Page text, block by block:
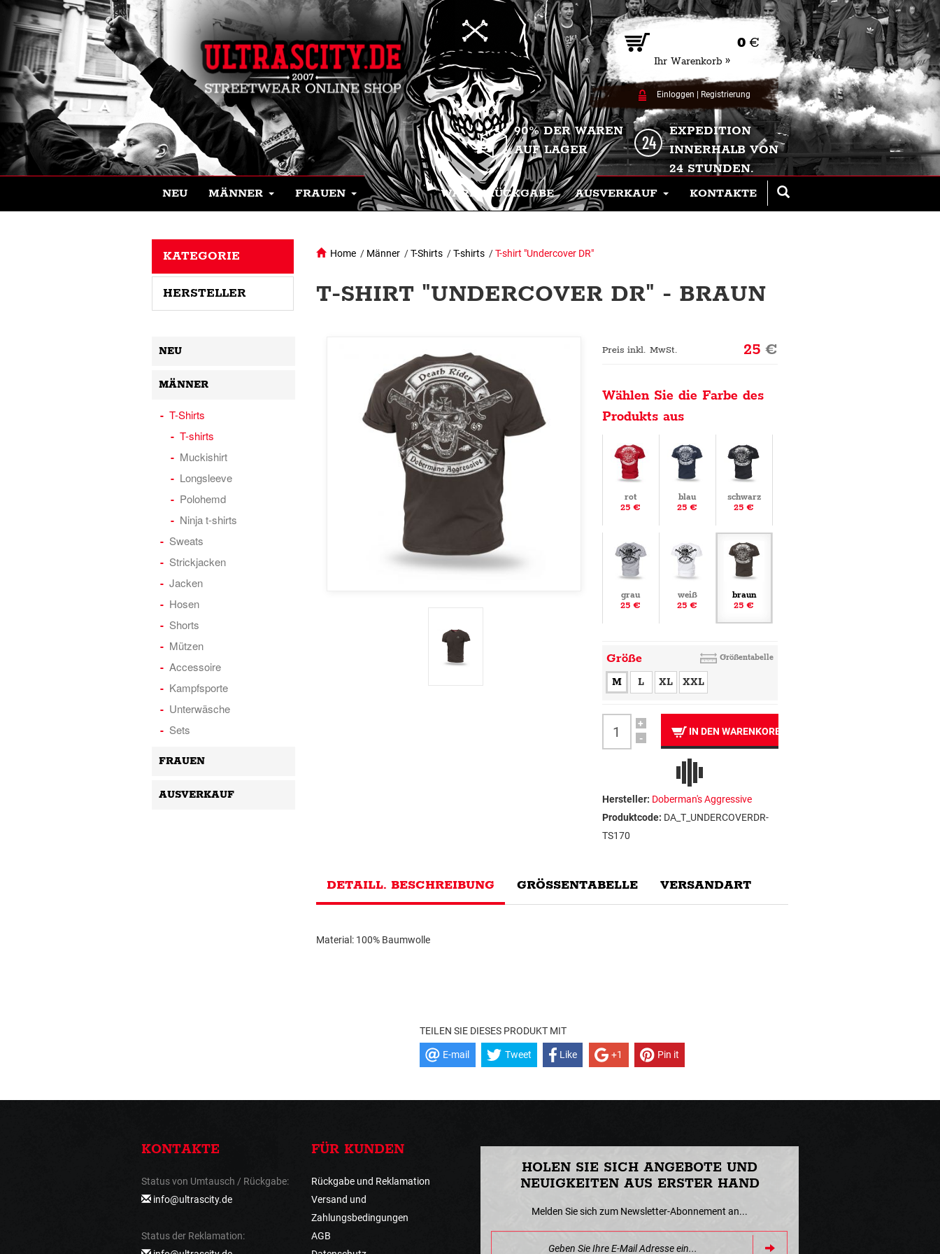
0 €
Ihr Warenkorb »
Einloggen Registrierung
90% DER WAREN
AUF LAGER
EXPEDITION
INNERHALB VON
24 STUNDEN.
NEU MÄNNER FRAUEN WARENRÜCKGABE AUSVERKAUF KONTAKTE
Home / Männer /T-Shirts /T-shirts /T-shirt "Undercover DR"
T-SHIRT "UNDERCOVER DR" - BRAUN
Preis inkl. MwSt. 25€
Wählen Sie die Farbe des
Produkts aus
rot
25 €
blau
25 €
schwarz
25 €
grau
25 €
weiß
25 €
braun
25 €
Größe Größentabelle
M L XL XXL
+
-
IN DEN WARENKORB
Hersteller: Doberman's Aggressive
Produktcode: DA_T_UNDERCOVERDR-
TS170
DETAILL. BESCHREIBUNG GRÖSSENTABELLE VERSANDART
Material: 100% Baumwolle
TEILEN SIE DIESES PRODUKT MIT
E-mail Tweet Like +1 Pin it
KATEGORIE
HERSTELLER
NEU
MÄNNER
T-Shirts
T-shirts
Muckishirt
Longsleeve
Polohemd
Ninja t-shirts
Sweats
Strickjacken
Jacken
Hosen
Shorts
Mützen
Accessoire
Kampfsporte
Unterwäsche
Sets
FRAUEN
AUSVERKAUF
KONTAKTE
Status von Umtausch / Rückgabe:
info@ultrascity.de
Status der Reklamation:
FÜR KUNDEN
Rückgabe und Reklamation
Versand und
Zahlungsbedingungen
AGB
HOLEN SIE SICH ANGEBOTE UND
NEUIGKEITEN AUS ERSTER HAND
Melden Sie sich zum Newsletter-Abonnement an...